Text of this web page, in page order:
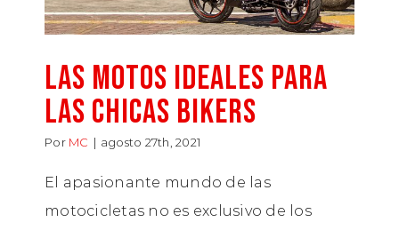
LAS MOTOS IDEALES PARA
LAS CHICAS BIKERS
Por MC | agosto 27th, 2021
El apasionante mundo de las
motocicletas no es exclusivo de los